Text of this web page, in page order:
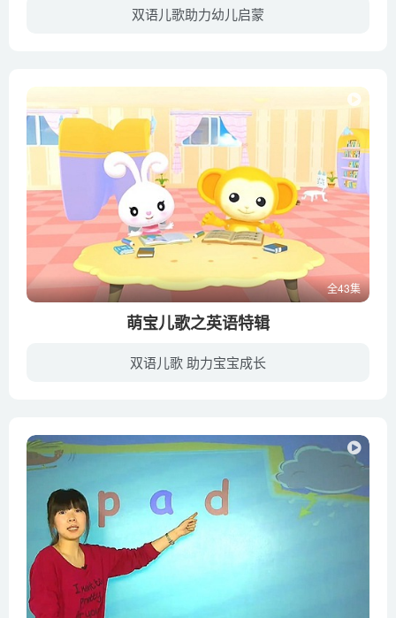
双语儿歌助力幼儿启蒙
全43集
萌宝儿歌之英语特辑
双语儿歌 助力宝宝成长